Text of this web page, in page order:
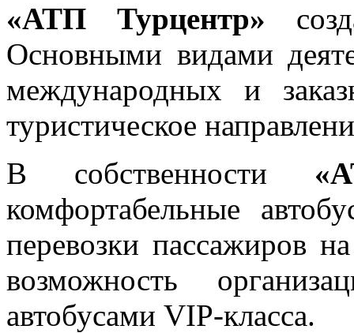
«АТП Турцентр»
Основными видами
международных и
туристическое
В собственности
комфортабельные
перевозки пассажиров
возможность
автобусами VIP-класса.